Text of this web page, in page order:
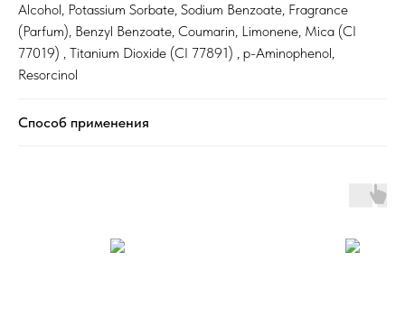
Alcohol, Potassium Sorbate, Sodium Benzoate, Fragrance
(Parfum), Benzyl Benzoate, Coumarin, Limonene, Mica (CI
77019) , Titanium Dioxide (CI 77891) , p-Aminophenol,
Resorcinol
Способ применения